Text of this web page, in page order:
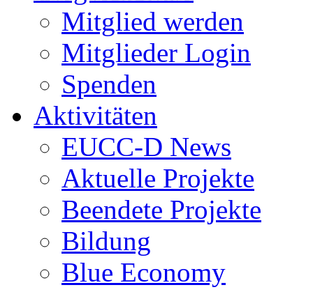
Mitglied werden
Mitglieder Login
Spenden
Aktivitäten
EUCC-D News
Aktuelle Projekte
Beendete Projekte
Bildung
Blue Economy